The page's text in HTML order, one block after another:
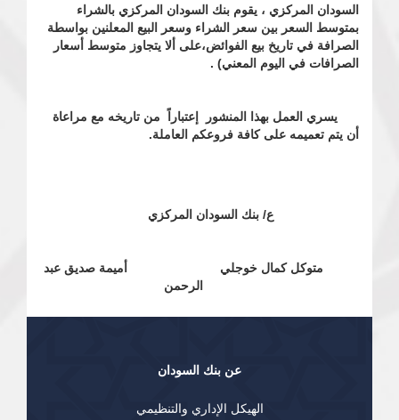
السودان المركزي ، يقوم بنك السودان المركزي بالشراء
بمتوسط السعر بين سعر الشراء وسعر البيع المعلنين بواسطة
الصرافة في تاريخ بيع الفوائض،على ألا يتجاوز متوسط أسعار
الصرافات في اليوم المعني) .
يسري العمل بهذا المنشور إعتباراً من تاريخه مع مراعاة
أن يتم تعميمه على كافة فروعكم العاملة.
ع/ بنك السودان المركزي
متوكل كمال خوجلي أميمة صديق عبد
الرحمن
عن بنك السودان
الهيكل الإداري والتنظيمي